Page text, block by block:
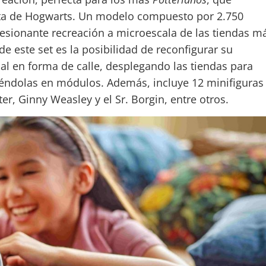
de Hogwarts. Un modelo compuesto por 2.750
recreación a microescala de las tiendas
este set es la posibilidad de reconfigurar su
en forma de calle, desplegando las tiendas para
en módulos. Además, incluye 12 minifiguras
Ginny Weasley y el Sr. Borgin, entre otros.